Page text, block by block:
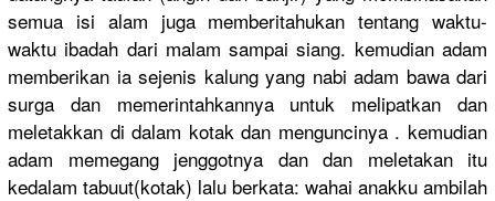
semua isi alam juga memberitahukan tentang waktu-
waktu ibadah dari malam sampai siang. kemudian adam
memberikan ia sejenis kalung yang nabi adam bawa dari
surga dan memerintahkannya untuk melipatkan dan
meletakkan di dalam kotak dan menguncinya . kemudian
adam memegang jenggotnya dan dan meletakan itu
kedalam tabuut(kotak) lalu berkata: wahai anakku ambilah